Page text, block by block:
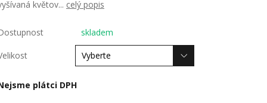
květov... celý popis
skladem
plátci DPH